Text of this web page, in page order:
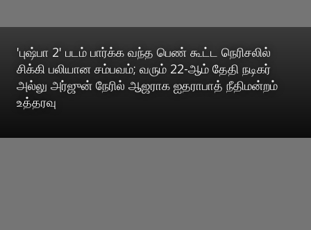
'புஷ்பா 2' படம் பார்க்க வந்த பெண் கூட்ட நெரிசலில்
சிக்கி பலியான சம்பவம்; வரும் 22-ஆம் தேதி நடிகர்
அல்லு அர்ஜுன் நேரில் ஆஜராக ஐதராபாத் நீதிமன்றம்
உத்தரவு